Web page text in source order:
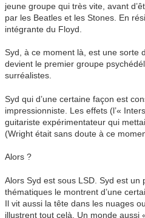
jeune groupe qui très vite, avant
par les Beatles et les Stones. En
intégrante du Floyd.
Syd, à ce moment là, est une sorte
devient le premier groupe
surréalistes.
Syd qui d’une certaine façon est
impressionniste. Les effets (l’«
guitariste expérimentateur qui
(Wright était sans doute à ce
Alors ?
Alors Syd est sous LSD. Syd est un
thématiques le montrent d’une
Il vit aussi la tête dans les nuages
illustrent tout celà. Un monde aussi